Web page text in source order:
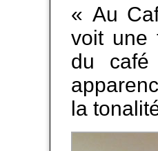
« Au
voit une
du café
la